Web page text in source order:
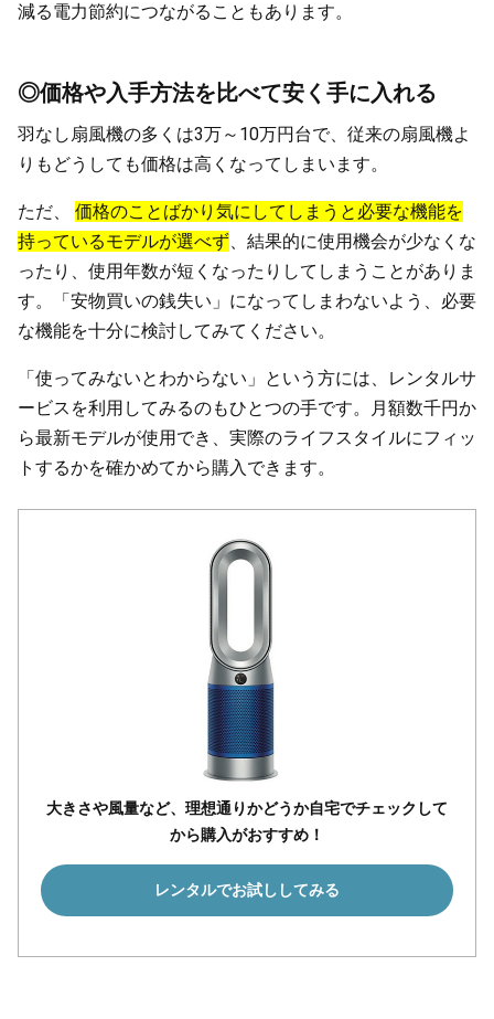
減る電力節約につながることもあります。
◎価格や入手方法を比べて安く手に入れる
羽なし扇風機の多くは3万～10万円台で、従来の扇風機よ
りもどうしても価格は高くなってしまいます。
ただ、 価格のことばかり気にしてしまうと必要な機能を
持っているモデルが選べず、結果的に使用機会が少なくな
ったり、使用年数が短くなったりしてしまうことがありま
す。「安物買いの銭失い」になってしまわないよう、必要
な機能を十分に検討してみてください。
「使ってみないとわからない」という方には、レンタルサ
ービスを利用してみるのもひとつの手です。月額数千円か
ら最新モデルが使用でき、実際のライフスタイルにフィッ
トするかを確かめてから購入できます。
大きさや風量など、理想通りかどうか自宅でチェックして
から購入がおすすめ！
レンタルでお試ししてみる